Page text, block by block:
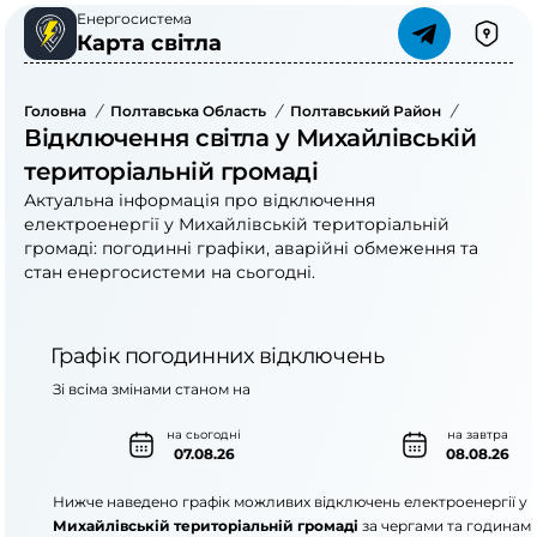
Енергосистема
Карта світла
Головна / Полтавська Область / Полтавський Район /
Відключення світла у Михайлівській
територіальній громаді
Актуальна інформація про відключення
електроенергії у Михайлівській територіальній
громаді: погодинні графіки, аварійні обмеження та
стан енергосистеми на сьогодні.
Графік погодинних відключень
на сьогодні
07.08.26
на завтра
08.08.26
Зі всіма змінами станом на
Нижче наведено графік можливих відключень електроенергії у
Михайлівській територіальній громаді за чергами та